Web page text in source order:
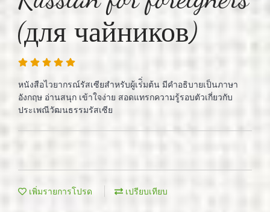
(для чайников)
หนังสือไวยากรณ์รัสเซียสำหรับผู้เร่ิ่มต้น มีคำอธิบายเป็นภาษา
อังกฤษ อ่านสนุก เข้าใจง่าย สอดแทรกความรู้รอบตัวเกี่ยวกับ
ประเพณีวัฒนธรรมรัสเซีย
เพิ่มรายการโปรด เปรียบเทียบ